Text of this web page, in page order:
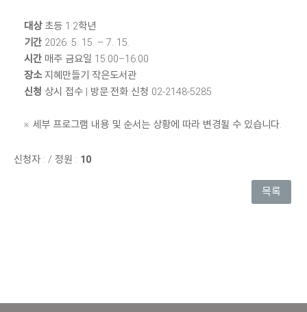
대상초등 1·2학년
기간 2026. 5. 15. – 7. 15.
시간 매주 금요일 15:00–16:00
장소지혜만들기 작은도서관
신청 상시 접수 | 방문·전화 신청 02-2148-5285
※ 세부 프로그램 내용 및 순서는 상황에 따라 변경될 수 있습니다.
신청자 : / 정원 : 10
목록